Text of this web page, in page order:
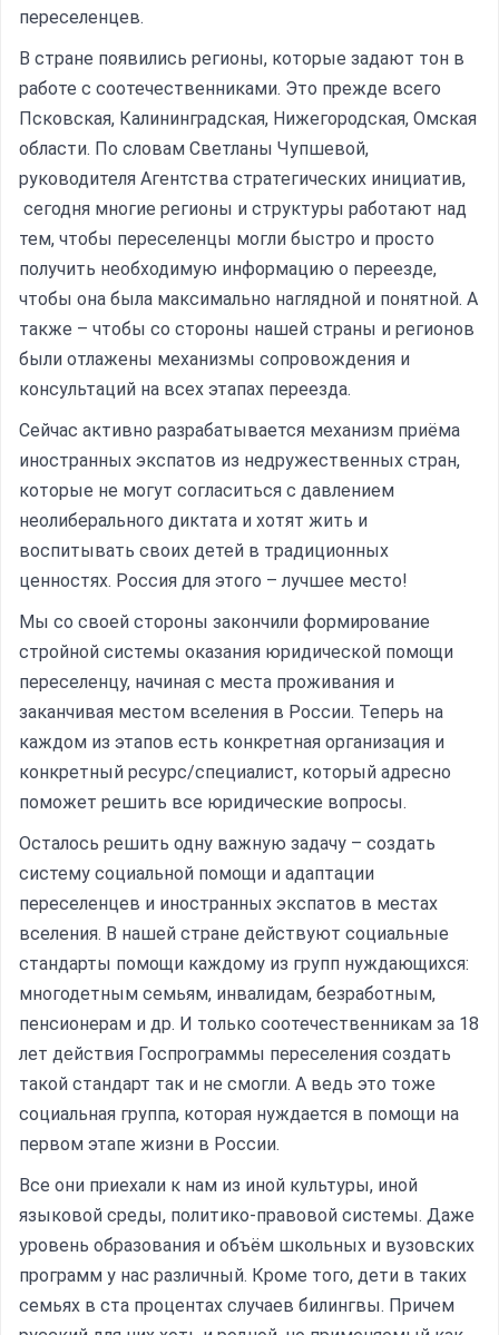
переселенцев.
В стране появились регионы, которые задают тон в
работе с соотечественниками. Это прежде всего
Псковская, Калининградская, Нижегородская, Омская
области. По словам Светланы Чупшевой,
руководителя Агентства стратегических инициатив,
сегодня многие регионы и структуры работают над
тем, чтобы переселенцы могли быстро и просто
получить необходимую информацию о переезде,
чтобы она была максимально наглядной и понятной. А
также – чтобы со стороны нашей страны и регионов
были отлажены механизмы сопровождения и
консультаций на всех этапах переезда.
Сейчас активно разрабатывается механизм приёма
иностранных экспатов из недружественных стран,
которые не могут согласиться с давлением
неолиберального диктата и хотят жить и
воспитывать своих детей в традиционных
ценностях. Россия для этого – лучшее место!
Мы со своей стороны закончили формирование
стройной системы оказания юридической помощи
переселенцу, начиная с места проживания и
заканчивая местом вселения в России. Теперь на
каждом из этапов есть конкретная организация и
конкретный ресурс/специалист, который адресно
поможет решить все юридические вопросы.
Осталось решить одну важную задачу – создать
систему социальной помощи и адаптации
переселенцев и иностранных экспатов в местах
вселения. В нашей стране действуют социальные
стандарты помощи каждому из групп нуждающихся:
многодетным семьям, инвалидам, безработным,
пенсионерам и др. И только соотечественникам за 18
лет действия Госпрограммы переселения создать
такой стандарт так и не смогли. А ведь это тоже
социальная группа, которая нуждается в помощи на
первом этапе жизни в России.
Все они приехали к нам из иной культуры, иной
языковой среды, политико-правовой системы. Даже
уровень образования и объём школьных и вузовских
программ у нас различный. Кроме того, дети в таких
семьях в ста процентах случаев билингвы. Причем